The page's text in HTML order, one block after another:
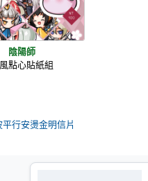
陰陽師
點心貼紙組
平行安燙金明信片